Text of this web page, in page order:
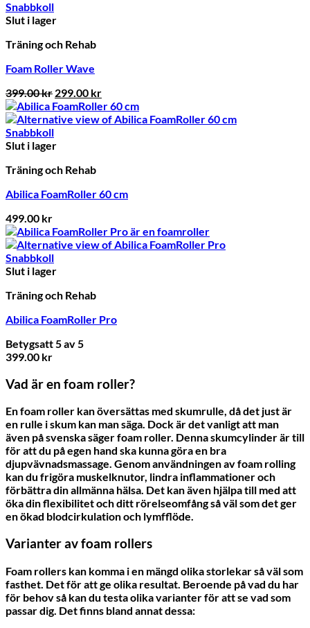
Snabbkoll
Slut i lager
Träning och Rehab
Foam Roller Wave
399.00kr Det
ursprungliga
priset
399.00 kr.
299.00 krDet
nuvarande
priset
Snabbkoll
Slut i lager
Träning och Rehab
Abilica FoamRoller 60 cm
499.00 kr
Snabbkoll
Slut i lager
Träning och Rehab
Abilica FoamRoller Pro
Betygsatt5av 5
399.00 kr
Vad är en foam roller?
En foam roller kan översättas med skumrulle, då det just är
en rulle i skum kan man säga. Dock är det vanligt att man
även på svenska säger foam roller. Denna skumcylinder är till
för att du på egen hand ska kunna göra en bra
djupvävnadsmassage. Genom användningen av foam rolling
kan du frigöra muskelknutor, lindra inflammationer och
förbättra din allmänna hälsa. Det kan även hjälpa till med att
öka din flexibilitet och ditt rörelseomfång så väl som det ger
en ökad blodcirkulation och lymfflöde.
Varianter av foam rollers
Foam rollers kan komma i en mängd olika storlekar så väl som
fasthet. Det för att ge olika resultat. Beroende på vad du har
för behov så kan du testa olika varianter för att se vad som
passar dig. Det finns bland annat dessa: